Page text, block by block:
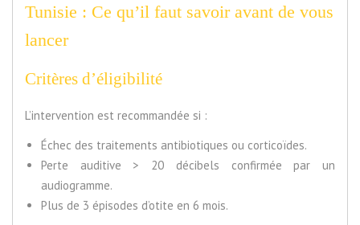
Tunisie : Ce qu’il faut savoir avant de vous
lancer
Critères d’éligibilité
L’intervention est recommandée si :
Échec des traitements antibiotiques ou corticoïdes.
Perte auditive > 20 décibels confirmée par un
audiogramme.
Plus de 3 épisodes d’otite en 6 mois.